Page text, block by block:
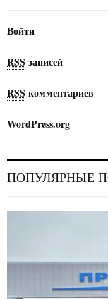
Войти
RSS записей
RSS комментариев
WordPress.org
ПОПУЛЯРНЫЕ